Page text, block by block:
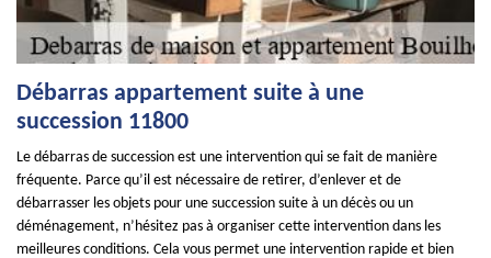
Débarras appartement suite à une
succession 11800
Le débarras de succession est une intervention qui se fait de manière
fréquente. Parce qu’il est nécessaire de retirer, d’enlever et de
débarrasser les objets pour une succession suite à un décès ou un
déménagement, n’hésitez pas à organiser cette intervention dans les
meilleures conditions. Cela vous permet une intervention rapide et bien